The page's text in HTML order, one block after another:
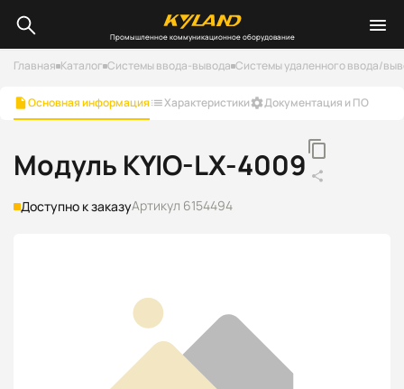
Промышленное коммуникационное оборудование
Главная Каталог Системы ввода-вывода Системы удаленного ввода/
Основная информация Характеристики Документация и ПО
Модуль KYIO-LX-4009
Доступно к заказуАртикул 6154494